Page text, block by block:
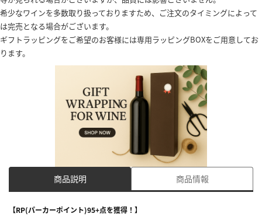
希少なワインを多数取り扱っておりますため、ご注文のタイミングによって
は完売となる場合がございます。
ギフトラッピングをご希望のお客様には専用ラッピングBOXをご用意してお
ります。
商品説明 商品情報
【RP(パーカーポイント)95+点を獲得！】